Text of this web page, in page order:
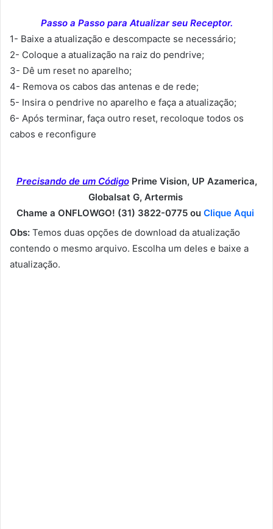
Passo a Passo para Atualizar seu Receptor.
1- Baixe a atualização e descompacte se necessário;
2- Coloque a atualização na raiz do pendrive;
3- Dê um reset no aparelho;
4- Remova os cabos das antenas e de rede;
5- Insira o pendrive no aparelho e faça a atualização;
6- Após terminar, faça outro reset, recoloque todos os
cabos e reconfigure
Precisando de um Código Prime Vision, UP Azamerica,
Globalsat G, Artermis
Chame a ONFLOWGO! (31) 3822-0775 ou Clique Aqui
Obs: Temos duas opções de download da atualização
contendo o mesmo arquivo. Escolha um deles e baixe a
atualização.